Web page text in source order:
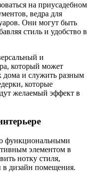
на приусадебном
ведра для
Они могут быть
стиль и удобство в
и
который может
дома и служить разным
которые
желаемый эффект в
функциональными
элементом в
нотку стиля,
в дизайн помещения.